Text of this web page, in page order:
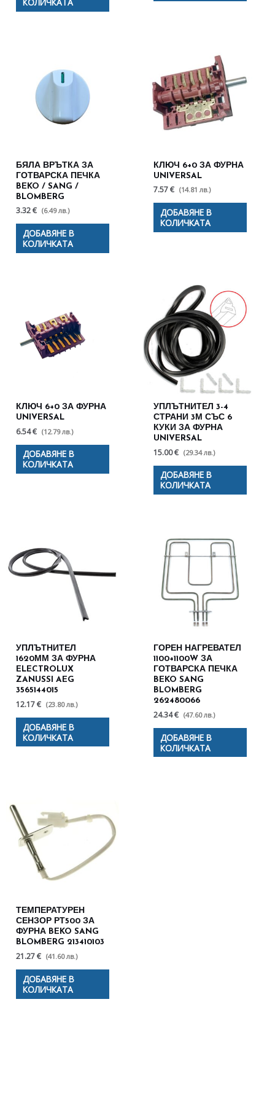
БЯЛА ВРЪТКА ЗА
ГОТВАРСКА ПЕЧКА
BEKO / SANG /
BLOMBERG
3.32 € (6.49 лв.)
ДОБАВЯНЕ В
КОЛИЧКАТА
КЛЮЧ 6+0 ЗА ФУРНА
UNIVERSAL
7.57 € (14.81 лв.)
ДОБАВЯНЕ В
КОЛИЧКАТА
КЛЮЧ 6+0 ЗА ФУРНА
UNIVERSAL
6.54 € (12.79 лв.)
ДОБАВЯНЕ В
КОЛИЧКАТА
УПЛЪТНИТЕЛ 3-4
СТРАНИ 3М СЪС 6
КУКИ ЗА ФУРНА
UNIVERSAL
15.00 € (29.34 лв.)
ДОБАВЯНЕ В
КОЛИЧКАТА
УПЛЪТНИТЕЛ
1620ММ ЗА ФУРНА
ELECTROLUX
ZANUSSI AEG
3565144015
12.17 € (23.80 лв.)
ДОБАВЯНЕ В
КОЛИЧКАТА
ГОРЕН НАГРЕВАТЕЛ
1100+1100W ЗА
ГОТВАРСКА ПЕЧКА
BEKO SANG
BLOMBERG
262480066
24.34 € (47.60 лв.)
ДОБАВЯНЕ В
КОЛИЧКАТА
ТЕМПЕРАТУРЕН
СЕНЗОР РТ500 ЗА
ФУРНА BEKO SANG
BLOMBERG 213410103
21.27 € (41.60 лв.)
ДОБАВЯНЕ В
КОЛИЧКАТА